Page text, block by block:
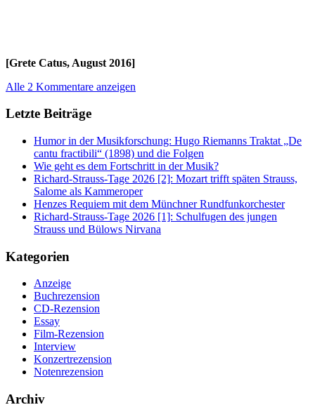
[Grete Catus, August 2016]
Alle 2 Kommentare anzeigen
Letzte Beiträge
Humor in der Musikforschung: Hugo Riemanns Traktat „De
cantu fractibili“ (1898) und die Folgen
Wie geht es dem Fortschritt in der Musik?
Richard-Strauss-Tage 2026 [2]: Mozart trifft späten Strauss,
Salome als Kammeroper
Henzes Requiem mit dem Münchner Rundfunkorchester
Richard-Strauss-Tage 2026 [1]: Schulfugen des jungen
Strauss und Bülows Nirvana
Kategorien
Anzeige
Buchrezension
CD-Rezension
Essay
Film-Rezension
Interview
Konzertrezension
Notenrezension
Archiv